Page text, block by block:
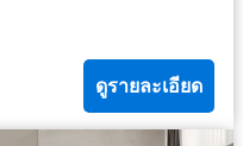
ดูรายละเอียด